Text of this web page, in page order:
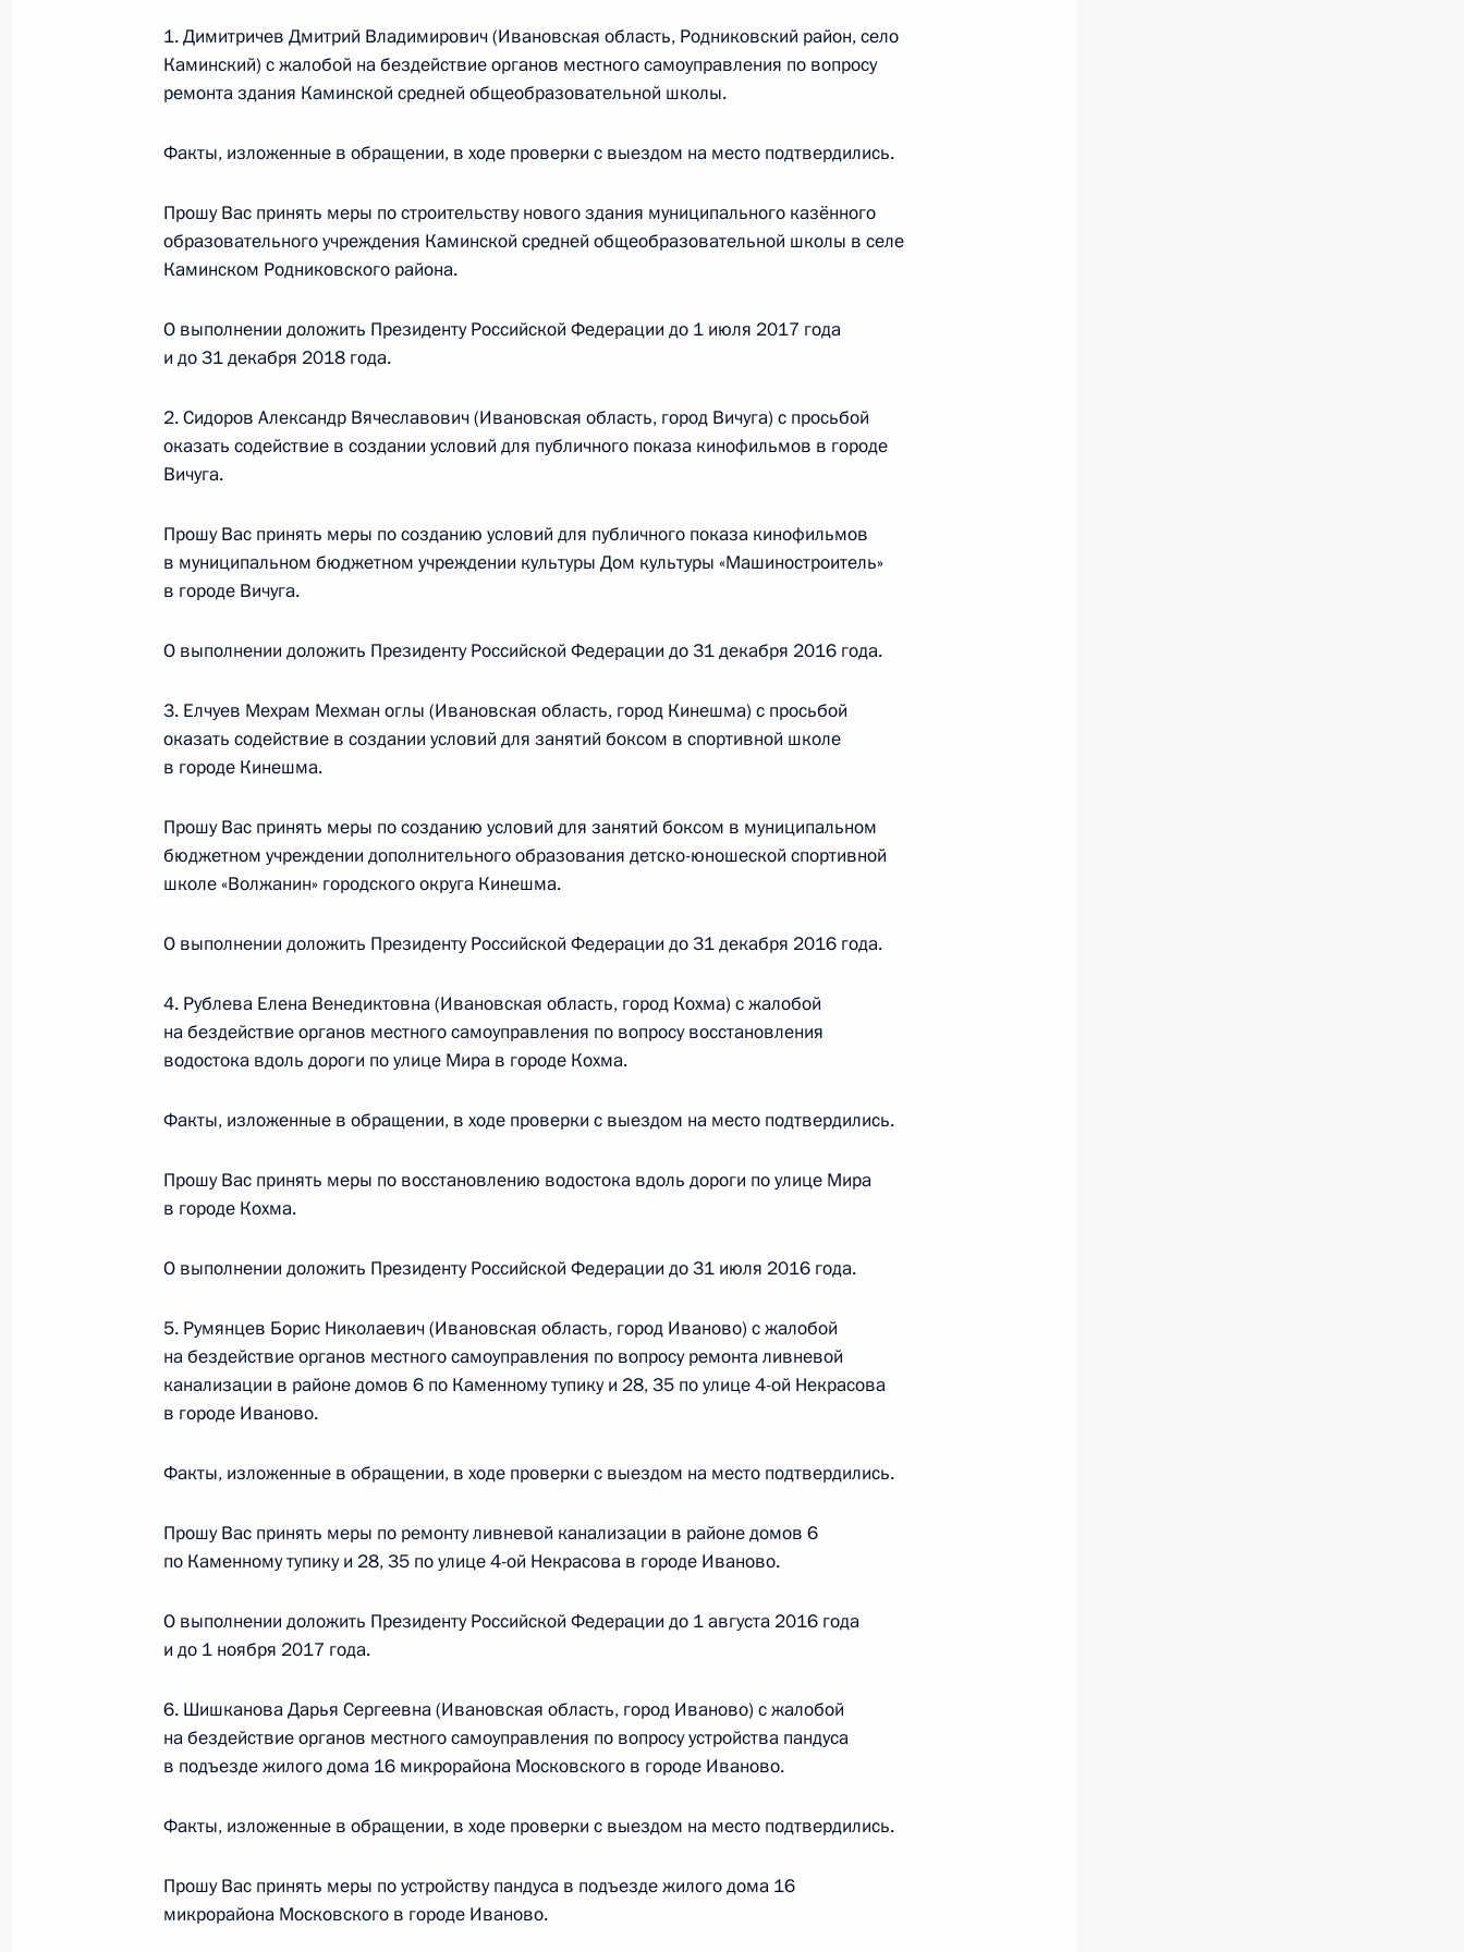
Продолжен контроль исполнения пункта 5 перечня поручений, данных по итогам
О ходе исполнения поручения, данного по итогам личного приёма в режиме видео-
Президента Российской Федерации помощником Президента Российской
Федерации – начальником Контрольного управления Президента Российской
Федерации по приёму граждан в Москве 24 декабря 2015 года
22 апреля 2016 года, 19:35
О ходе исполнения поручения, данного по итогам личного приёма в режиме видео-
конференц-связи жителя Забайкальского края, проведённого по поручению
и информации Президента Российской Федерации Андреем Цыбулиным
24 марта 2015 года
22 апреля 2016 года, 19:33
О ходе исполнения поручения, данного по итогам личного приёма в режиме видео-
конференц-связи жителя Забайкальского края, проведённого по поручению
Президента Российской Федерации начальником Управления Президента
электронной демократии Андреем Липовым в Приёмной Президента Российской
22 апреля 2016 года, 19:31
21 апреля 2016 года, четверг
21 апреля 2016 года по поручению Президента Российской Федерации помощник
Президента Российской Федерации Владимир Кожин провёл в Приёмной
граждан в режиме видео-конференц-связи
Работа мобильной приёмной Президента Российской Федерации в Ивановской
области
Перечень поручений по итогам мобильной приёмной Президента Российской
21 апреля 2016 года, 17:20
Исполнено поручение, данное по итогам личного приёма в режиме видео-
конференц-связи жительницы Калининградской области, проведённого
Российской Федерации Владимиром Толстым в Приёмной Президента Российской
21 апреля 2016 года, 17:18
1. Димитричев Дмитрий Владимирович (Ивановская область, Родниковский район, село
Каминский) с жалобой на бездействие органов местного самоуправления по вопросу
ремонта здания Каминской средней общеобразовательной школы.
Факты, изложенные в обращении, в ходе проверки с выездом на место подтвердились.
Прошу Вас принять меры по строительству нового здания муниципального казённого
образовательного учреждения Каминской средней общеобразовательной школы в селе
Каминском Родниковского района.
О выполнении доложить Президенту Российской Федерации до 1 июля 2017 года
и до 31 декабря 2018 года.
2. Сидоров Александр Вячеславович (Ивановская область, город Вичуга) с просьбой
оказать содействие в создании условий для публичного показа кинофильмов в городе
Вичуга.
Прошу Вас принять меры по созданию условий для публичного показа кинофильмов
в муниципальном бюджетном учреждении культуры Дом культуры «Машиностроитель»
в городе Вичуга.
О выполнении доложить Президенту Российской Федерации до 31 декабря 2016 года.
3. Елчуев Мехрам Мехман оглы (Ивановская область, город Кинешма) с просьбой
оказать содействие в создании условий для занятий боксом в спортивной школе
в городе Кинешма.
Прошу Вас принять меры по созданию условий для занятий боксом в муниципальном
бюджетном учреждении дополнительного образования детско-юношеской спортивной
школе «Волжанин» городского округа Кинешма.
О выполнении доложить Президенту Российской Федерации до 31 декабря 2016 года.
4. Рублева Елена Венедиктовна (Ивановская область, город Кохма) с жалобой
на бездействие органов местного самоуправления по вопросу восстановления
водостока вдоль дороги по улице Мира в городе Кохма.
Факты, изложенные в обращении, в ходе проверки с выездом на место подтвердились.
Прошу Вас принять меры по восстановлению водостока вдоль дороги по улице Мира
в городе Кохма.
О выполнении доложить Президенту Российской Федерации до 31 июля 2016 года.
5. Румянцев Борис Николаевич (Ивановская область, город Иваново) с жалобой
на бездействие органов местного самоуправления по вопросу ремонта ливневой
канализации в районе домов 6 по Каменному тупику и 28, 35 по улице 4-ой Некрасова
в городе Иваново.
Факты, изложенные в обращении, в ходе проверки с выездом на место подтвердились.
Прошу Вас принять меры по ремонту ливневой канализации в районе домов 6
по Каменному тупику и 28, 35 по улице 4-ой Некрасова в городе Иваново.
О выполнении доложить Президенту Российской Федерации до 1 августа 2016 года
и до 1 ноября 2017 года.
6. Шишканова Дарья Сергеевна (Ивановская область, город Иваново) с жалобой
на бездействие органов местного самоуправления по вопросу устройства пандуса
в подъезде жилого дома 16 микрорайона Московского в городе Иваново.
Факты, изложенные в обращении, в ходе проверки с выездом на место подтвердились.
Прошу Вас принять меры по устройству пандуса в подъезде жилого дома 16
микрорайона Московского в городе Иваново.